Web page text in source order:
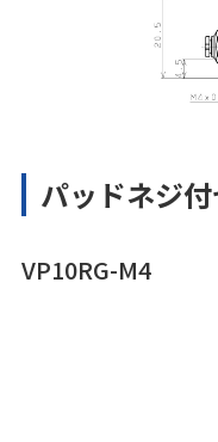
パッドネジ
VP10RG-M4